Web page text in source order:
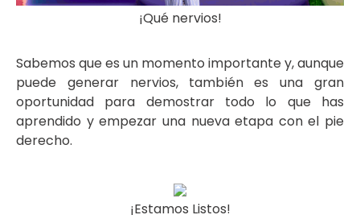
¡Qué nervios!
Sabemos que es un momento importante y, aunque
puede generar nervios, también es una gran
oportunidad para demostrar todo lo que has
aprendido y empezar una nueva etapa con el pie
derecho.
¡Estamos Listos!